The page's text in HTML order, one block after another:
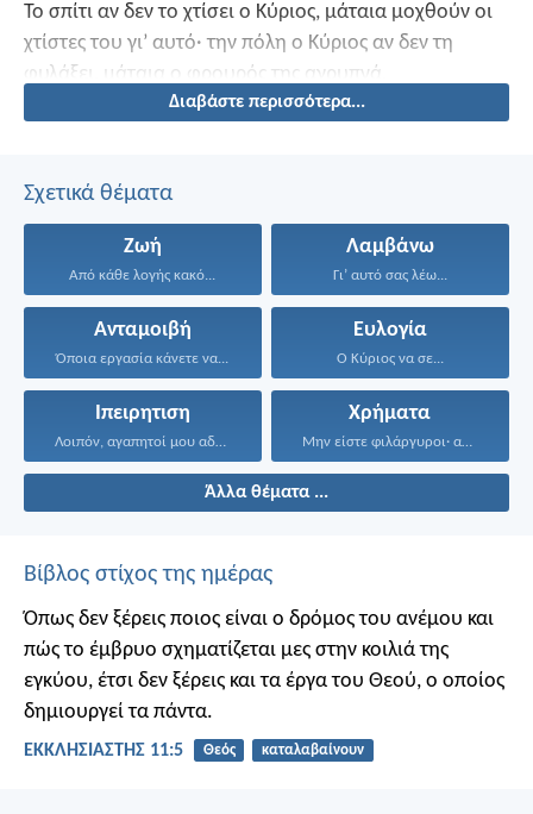
Το σπίτι αν δεν το χτίσει ο Κύριος, μάταια μοχθούν οι
χτίστες του γι’ αυτό· την πόλη ο Κύριος αν δεν τη
φυλάξει,
μάταια ο φρουρός της αγρυπνά.
Διαβάστε περισσότερα...
Σχετικά θέματα
Ζωή
Από κάθε λογής κακό...
Λαμβάνω
Γι’ αυτό σας λέω...
Ανταμοιβή
Όποια εργασία κάνετε να...
Ευλογία
Ο Κύριος να σε...
Ιπειρητιση
Λοιπόν, αγαπητοί μου αδερφοί...
Χρήματα
Μην είστε φιλάργυροι· αρκεστείτε...
Άλλα θέματα ...
Βίβλος στίχος της ημέρας
Όπως δεν ξέρεις ποιος είναι ο δρόμος του ανέμου και
πώς το έμβρυο σχηματίζεται μες στην κοιλιά της
εγκύου, έτσι δεν ξέρεις και τα έργα του Θεού, ο οποίος
δημιουργεί τα πάντα.
ΕΚΚΛΗΣΙΑΣΤΗΣ 11:5 Θεός καταλαβαίνουν